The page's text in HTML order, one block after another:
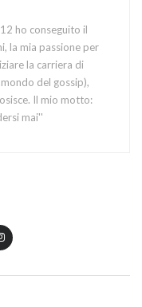
ho conseguito il
la mia passione per
la carriera di
del gossip),
Il mio motto:
mai''